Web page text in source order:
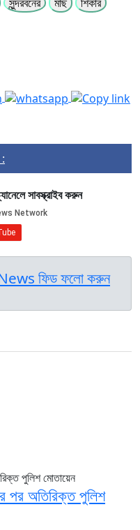
:
সাবস্ক্রাইব করুন
News ফিড ফলো করুন
পর অতিরিক্ত পুলিশ